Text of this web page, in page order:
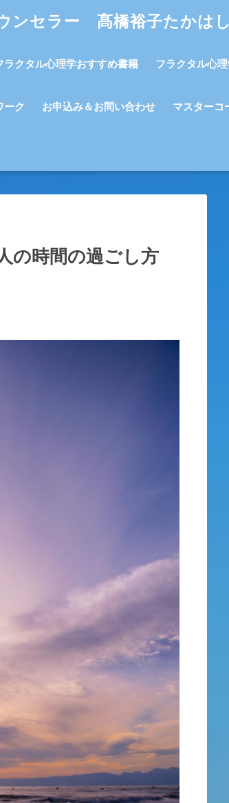
ンセラー 髙橋裕子たかは
ラクタル心理学おすすめ書籍 フラクタル心
ーク お申込み＆お問い合わせ マスターコ
の時間の過ごし方